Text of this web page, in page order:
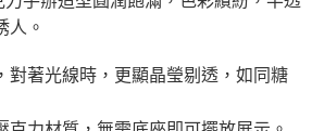
人。
對著光線時，更顯晶瑩剔透，如同糖